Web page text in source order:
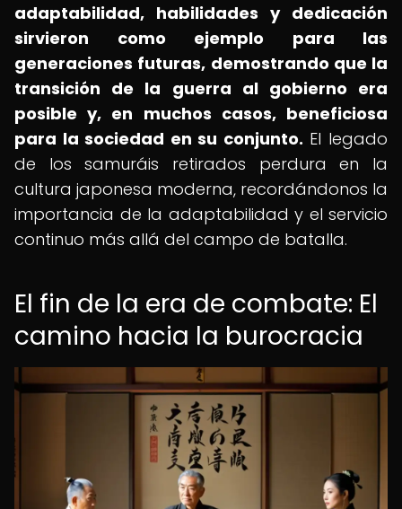
adaptabilidad, habilidades y dedicación
sirvieron como ejemplo para las
generaciones futuras, demostrando que la
transición de la guerra al gobierno era
posible y, en muchos casos, beneficiosa
para la sociedad en su conjunto. El legado
de los samuráis retirados perdura en la
cultura japonesa moderna, recordándonos la
importancia de la adaptabilidad y el servicio
continuo más allá del campo de batalla.
El fin de la era de combate: El
camino hacia la burocracia